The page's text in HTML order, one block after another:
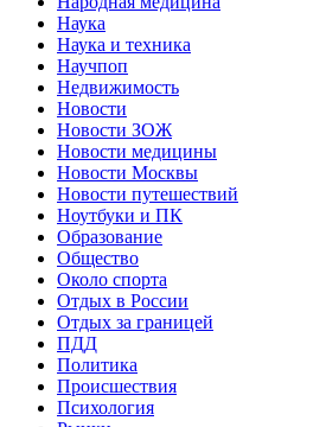
Наука
Наука и техника
Научпоп
Недвижимость
Новости
Новости ЗОЖ
Новости медицины
Новости Москвы
Новости путешествий
Ноутбуки и ПК
Образование
Общество
Около спорта
Отдых в России
Отдых за границей
ПДД
Политика
Происшествия
Психология